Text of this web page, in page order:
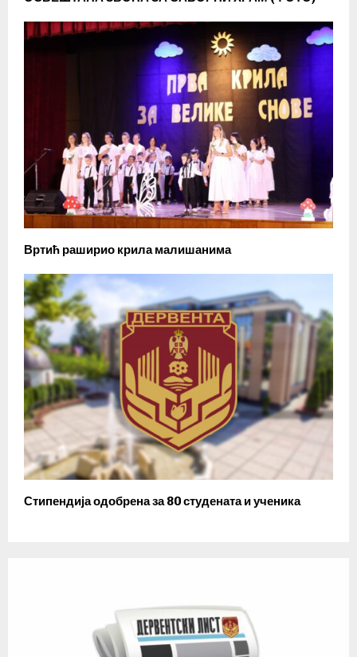
Вртић раширио крила малишанима
Стипендија одобрена за 80 студената и ученика